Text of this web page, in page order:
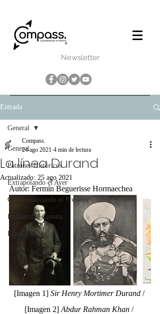
Newsletter
Entrada
General
Patrones Históricos
Extrapolando el Ayer
Contextualizando el Presente
Humanidad Común
Libre Análisis
General
La línea Durand
Compass.
24 ago 2021 4 min de lectura
Actualizado: 25 ago 2021
Autor: Fermín Beguerisse Hormaechea
[Imagen 1] Sir Henry Mortimer Durand /
[Imagen 2] Abdur Rahman Khan /